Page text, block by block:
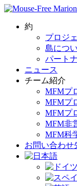
Skip
content約
プロジ
島につ
パート
ニュース
チーム紹介
MFMプ
MFMプ
MFMプ
MFM非
MFM科
お問い合わせ